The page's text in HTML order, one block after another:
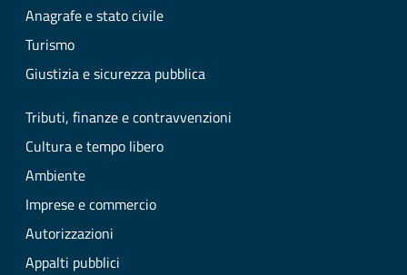
Anagrafe e stato civile
Turismo
Giustizia e sicurezza pubblica
Tributi, finanze e contravvenzioni
Cultura e tempo libero
Ambiente
Imprese e commercio
Autorizzazioni
Appalti pubblici